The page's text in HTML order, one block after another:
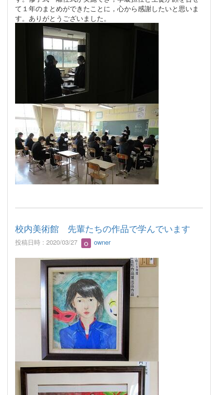
て１年のまとめができたことに，心から感謝したいと思いま
す。ありがとうございました。
校内美術館 先輩たちの作品で学んでいます
投稿日時 : 2020/03/27 owner